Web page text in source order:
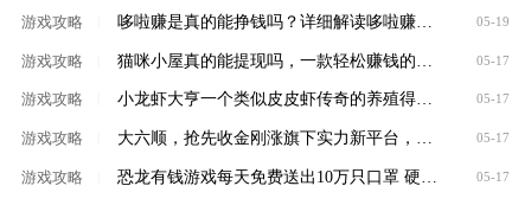
游戏攻略 哆啦赚是真的能挣钱吗？详细解读哆啦赚是不是 05-19
游戏攻略 05-17
游戏攻略 小龙虾大亨一个类似皮皮虾传奇的养殖得分红虾 05-17
游戏攻略 大六顺，抢先收金刚涨旗下实力新平台，转发单 05-17
游戏攻略 恐龙有钱游戏每天免费送出10万只口罩 硬核回馈 05-17